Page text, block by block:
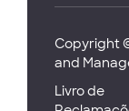
Copyright
and
Livro de